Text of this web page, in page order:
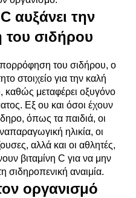
αυξάνει την
σιδήρου
του σιδήρου, ο
στοιχείο για την καλή
καθώς μεταφέρει οξυγόνο
Εξ ου και όσοι έχουν
όπως τα παιδιά, οι
ηλικία, οι
αλλά και οι αθλητές,
βιταμίνη C για να μην
σιδηροπενική αναιμία.
οργανισμό